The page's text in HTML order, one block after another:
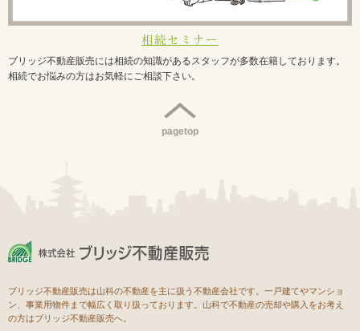
相続セミナー
ブリッジ不動産販売には相続の知識があるスタッフが多数在籍しております。
相続でお悩みの方はお気軽にご相談下さい。
pagetop
ブリッジ不動産販売は山科の不動産を主に扱う不動産会社です。一戸建てやマンショ
ン、事業用物件まで幅広く取り扱っております。山科で不動産の売却や購入をお考え
の方はブリッジ不動産販売へ。